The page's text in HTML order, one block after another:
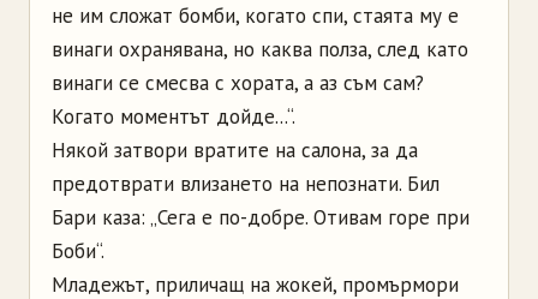
не им сложат бомби, когато спи, стаята му е
винаги охранявана, но каква полза, след като
винаги се смесва с хората, а аз съм сам?
Когато моментът дойде...“.
Някой затвори вратите на салона, за да
предотврати влизането на непознати. Бил
Бари каза: „Сега е по-добре. Отивам горе при
Боби“.
Младежът, приличащ на жокей, промърмори